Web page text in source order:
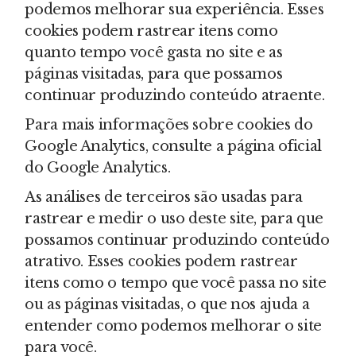
podemos melhorar sua experiência. Esses
cookies podem rastrear itens como
quanto tempo você gasta no site e as
páginas visitadas, para que possamos
continuar produzindo conteúdo atraente.
Para mais informações sobre cookies do
Google Analytics, consulte a página oficial
do Google Analytics.
As análises de terceiros são usadas para
rastrear e medir o uso deste site, para que
possamos continuar produzindo conteúdo
atrativo. Esses cookies podem rastrear
itens como o tempo que você passa no site
ou as páginas visitadas, o que nos ajuda a
entender como podemos melhorar o site
para você.